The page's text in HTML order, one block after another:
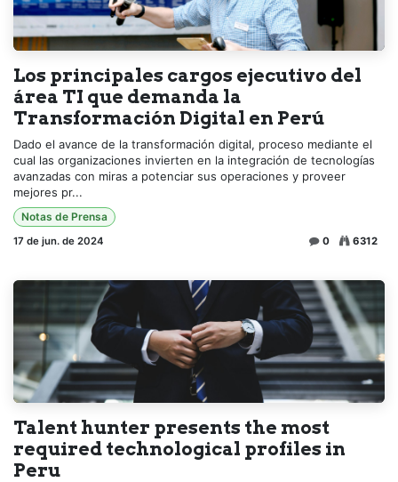
Los principales cargos ejecutivo del
área TI que demanda la
Transformación Digital en Perú
Dado el avance de la transformación digital, proceso mediante el
cual las organizaciones invierten en la integración de tecnologías
avanzadas con miras a potenciar sus operaciones y proveer
mejores pr...
Notas de Prensa
17 de jun. de 2024 0 6312
Talent hunter presents the most
required technological profiles in
Peru